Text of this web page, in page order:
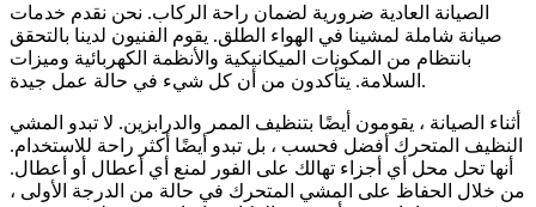
الصيانة العادية ضرورية لضمان راحة الركاب. نحن نقدم خدمات
صيانة شاملة لمشينا في الهواء الطلق. يقوم الفنيون لدينا بالتحقق
بانتظام من المكونات الميكانيكية والأنظمة الكهربائية وميزات
السلامة. يتأكدون من أن كل شيء في حالة عمل جيدة.
أثناء الصيانة ، يقومون أيضًا بتنظيف الممر والدرابزين. لا تبدو المشي
النظيف المتحرك أفضل فحسب ، بل تبدو أيضًا أكثر راحة للاستخدام.
أنها تحل محل أي أجزاء تهالك على الفور لمنع أي أعطال أو أعطال.
من خلال الحفاظ على المشي المتحرك في حالة من الدرجة الأولى ،